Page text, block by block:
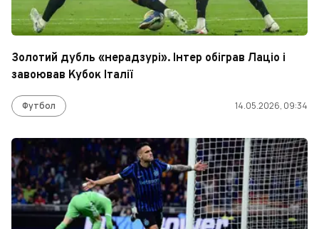
Золотий дубль «нерадзурі». Інтер обіграв Лаціо і
завоював Кубок Італії
Футбол 14.05.2026, 09:34